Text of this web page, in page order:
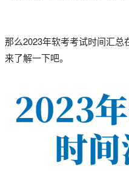
那么2023年软考考试时间汇
来了解一下吧。